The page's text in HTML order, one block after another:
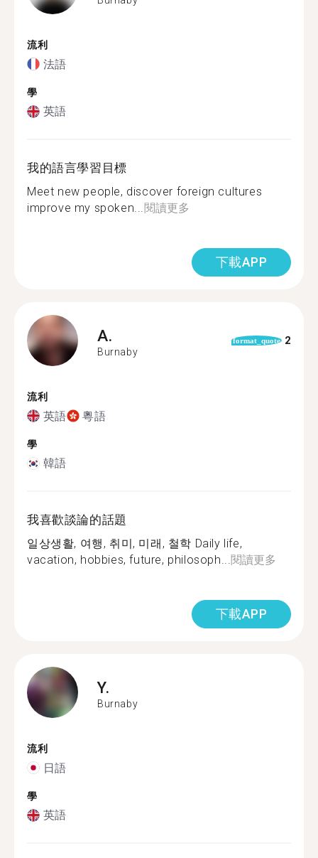
流利
法語
學
英語
我的語言學習目標
Meet new people, discover foreign cultures
improve my spoken...閱讀更多
下載APP
A.
Burnaby
format_quote 2
流利
英語 粵語
學
韓語
我喜歡談論的話題
일상생활, 여행, 취미, 미래, 철학 Daily life,
vacation, hobbies, future, philosoph...閱讀更多
下載APP
Y.
Burnaby
流利
日語
學
英語